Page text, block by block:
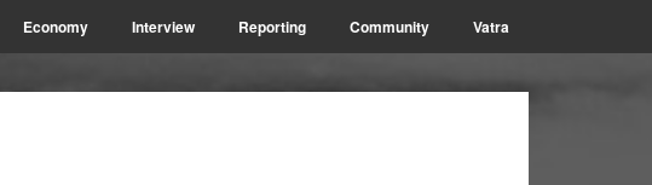
Economy Interview Reporting Community Vatra